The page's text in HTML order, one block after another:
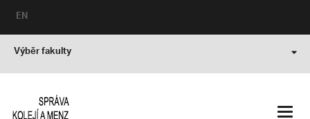
EN
Výběr fakulty